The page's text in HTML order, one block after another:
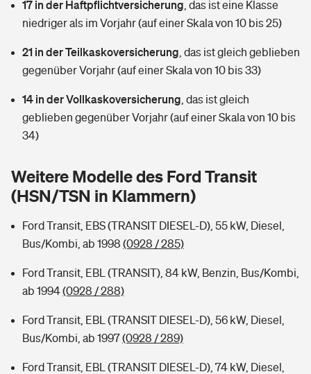
Wer versichert was: Jetzt Versicherer finden
Sie haben Fragen?
Mietkautionsversicherung
Restkreditversicherung
Zur Übersicht
Hochwasser-Check: Wie gefährdet ist Ihr Haus?
Wer versichert was: Jetzt Versicherer finden
Sie haben Fragen?
Kinderinvalidität
Reiseversicherung
Pferdehalter-Haftpflicht
Private Cyberversicherung
Musikinstrumentenversicherung
Zur Übersicht
Tools
Kinderunfall-Check: Mehr Sicherheit für deine Kids
Tierkrankenversicherung
Wer versichert was: Jetzt Versicherer finden
Sie haben Fragen?
Rentenrechner: Wie viel Geld bekomme ich im Alter?
17 in der Haftpflichtversicherung das ist eine Klasse
niedriger als im Vorjahr (auf einer Skala von 10 bis 25)
21 in der Teilkaskoversicherung das ist gleich geblieben
gegenüber Vorjahr (auf einer Skala von 10 bis 33)
14 in der Vollkaskoversicherung das ist gleich
geblieben gegenüber Vorjahr (auf einer Skala von 10 bis
34)
Weitere Modelle des Ford Transit
(HSN/TSN in Klammern)
Ford Transit, EBS (TRANSIT DIESEL-D), 55 kW, Diesel,
Bus/Kombi, ab 1998 (0928 / 285)
Ford Transit, EBL (TRANSIT), 84 kW, Benzin, Bus/Kombi,
ab 1994(0928 / 288)
Ford Transit, EBL (TRANSIT DIESEL-D), 56 kW, Diesel,
Bus/Kombi, ab 1997(0928 / 289)
Ford Transit, EBL (TRANSIT DIESEL-D), 74 kW, Diesel,